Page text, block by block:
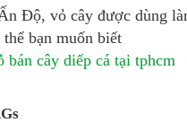
Độ, vỏ cây được dùng
thể bạn muốn biết
bán cây diếp cá tại tphcm